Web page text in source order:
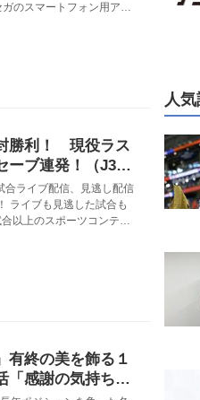
のスマートフォン用アプ
表会が行われ、スペシャル
口能活氏が登場した。 サ
スポーツ育成シミュレー
勝利！ 現役ラス
ーブ連発！（J3第
合ライブ配信、見逃し配信
ライブも見逃した試合も
以上のスポーツコンテン
ヶ月の無料体験をお試し
有終の美を飾る１
「感謝の気持ちが
人